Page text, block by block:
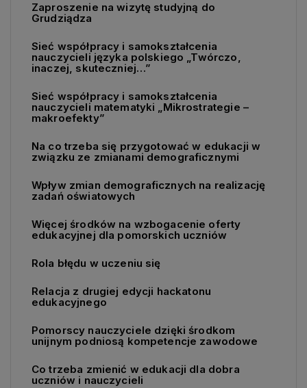
Zaproszenie na wizytę studyjną do
Grudziądza
Sieć współpracy i samokształcenia
nauczycieli języka polskiego „Twórczo,
inaczej, skuteczniej…”
Sieć współpracy i samokształcenia
nauczycieli matematyki „Mikrostrategie –
makroefekty”
Na co trzeba się przygotować w edukacji w
związku ze zmianami demograficznymi
Wpływ zmian demograficznych na realizację
zadań oświatowych
Więcej środków na wzbogacenie oferty
edukacyjnej dla pomorskich uczniów
Rola błędu w uczeniu się
Relacja z drugiej edycji hackatonu
edukacyjnego
Pomorscy nauczyciele dzięki środkom
unijnym podniosą kompetencje zawodowe
Co trzeba zmienić w edukacji dla dobra
uczniów i nauczycieli